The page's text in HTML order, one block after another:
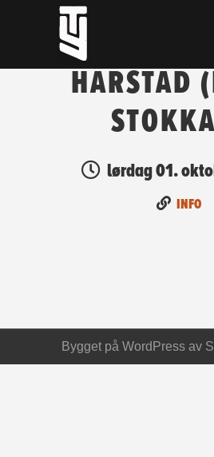
HARSTAD
lørdag 01.
INFO
Bygget på WordPressav